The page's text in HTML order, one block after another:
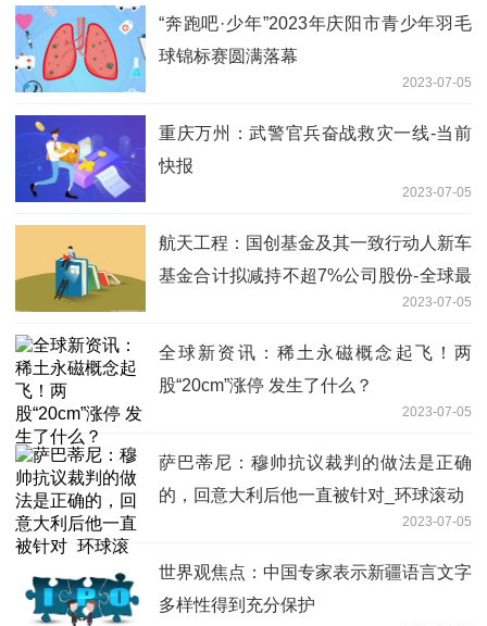
“奔跑吧·少年”2023年庆阳市青少年羽毛
球锦标赛圆满落幕
2023-07-05
重庆万州：武警官兵奋战救灾一线-当前
快报
2023-07-05
航天工程：国创基金及其一致行动人新车
基金合计拟减持不超7%公司股份-全球最
2023-07-05
全球新资讯：稀土永磁概念起飞！两
股“20cm”涨停 发生了什么？
2023-07-05
萨巴蒂尼：穆帅抗议裁判的做法是正确
的，回意大利后他一直被针对_环球滚动
2023-07-05
世界观焦点：中国专家表示新疆语言文字
多样性得到充分保护